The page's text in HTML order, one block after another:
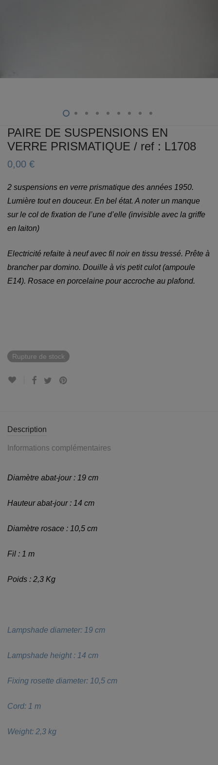
PAIRE DE SUSPENSIONS EN
VERRE PRISMATIQUE / ref : L1708
0,00 €
2 suspensions en verre prismatique des années 1950.
Lumière tout en douceur. En bel état. A noter un manque
sur le col de fixation de l’une d’elle (invisible avec la griffe
en laiton)
Electricité refaite à neuf avec fil noir en tissu tressé. Prête à
brancher par domino. Douille à vis petit culot (ampoule
E14). Rosace en porcelaine pour accroche au plafond.
Rupture de stock
Description
Informations complémentaires
Diamètre abat-jour : 19 cm
Hauteur abat-jour : 14 cm
Diamètre rosace : 10,5 cm
Fil : 1 m
Poids : 2,3 Kg
Lampshade diameter: 19 cm
Lampshade height : 14 cm
Fixing rosette diameter: 10,5 cm
Cord: 1 m
Weight: 2,3 kg